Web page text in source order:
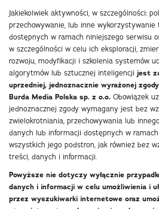
Jakiekolwiek aktywności, w szczególności:
przechowywanie, lub inne
dostępnych w ramach niniejszego serwisu
w szczególności w celu ich eksploracji,
rozwoju, modyfikacji i szkolenia systemów
algorytmów lub sztucznej inteligencji jest
uprzedniej, jednoznacznie wyrażonej
Burda Media Polska sp. z o.o. Obowiązek
jednoznacznej zgody wymagany jest bez
zwielokrotniania, przechowywania lub
danych lub informacji dostępnych w
wszystkich jego podstron, jak również bez
treści, danych i informacji.
Powyższe nie dotyczy wyłącznie
danych i informacji w celu umożliwienia i
przez wyszukiwarki internetowe oraz